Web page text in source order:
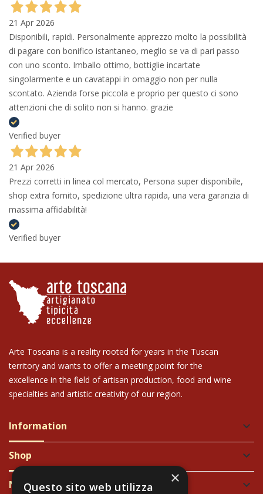
21 Apr 2026
Disponibili, rapidi. Personalmente apprezzo molto la possibilità
di pagare con bonifico istantaneo, meglio se va di pari passo
con uno sconto. Imballo ottimo, bottiglie incartate
singolarmente e un cavatappi in omaggio non per nulla
scontato. Azienda forse piccola e proprio per questo ci sono
attenzioni che di solito non si hanno. grazie
Verified buyer
21 Apr 2026
Prezzi corretti in linea col mercato, Persona super disponibile,
shop extra fornito, spedizione ultra rapida, una vera garanzia di
massima affidabilità!
Verified buyer
Arte Toscana is a reality rooted for years in the Tuscan
territory and wants to offer a meeting point for the
excellence in the field of artisan production, food and wine
specialties and artistic creativity of our region.
Information keyboard_arrow_down
Shop keyboard_arrow_down
Newsletter keyboard_arrow_down
×
Questo sito web utilizza